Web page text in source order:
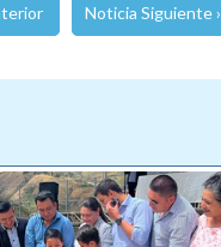
Noticia Siguiente ›